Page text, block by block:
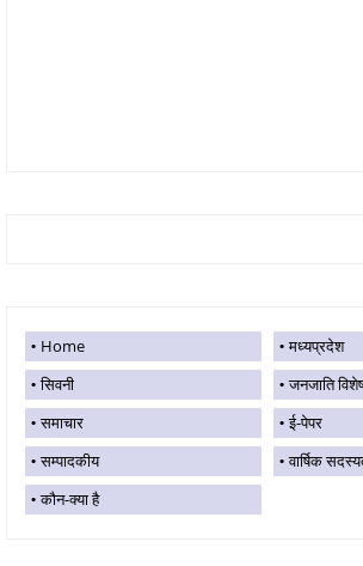
Home
मध्यप्रदेश
सिवनी
जनजाति
समाचार
ई-पेपर
सम्पादकीय
वार्षिक
कौन-क्या है